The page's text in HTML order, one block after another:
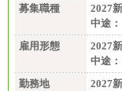
募集職種
2027
中途：
雇用形態
2027
中途：
勤務地
2027